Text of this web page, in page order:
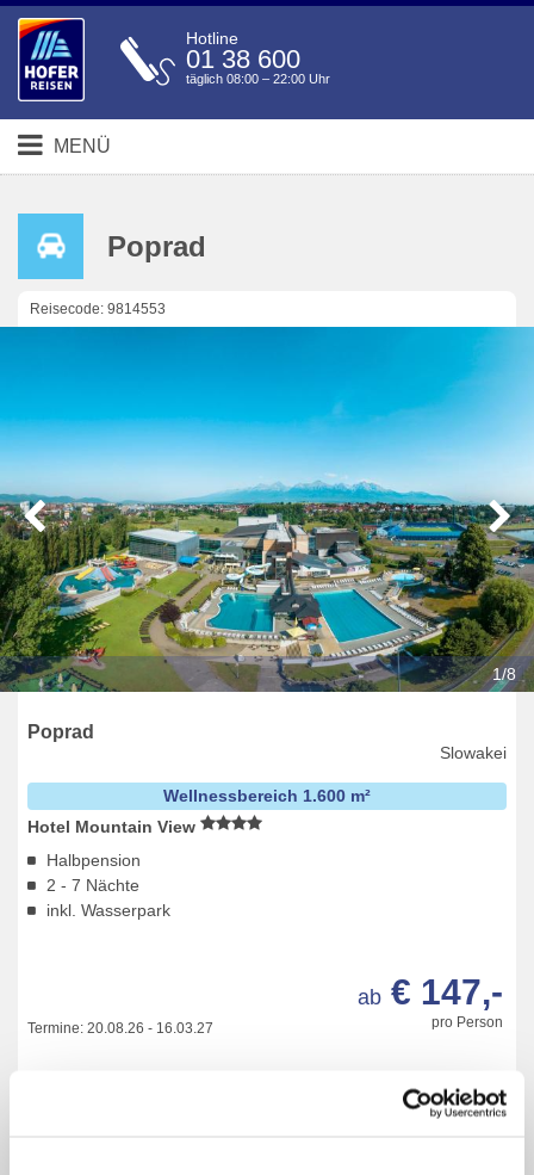
Hotline
01 38 600
täglich 08:00 – 22:00 Uhr
MENÜ
Poprad
Reisecode: 9814553
1/8
Poprad
Slowakei
Wellnessbereich 1.600 m²
Hotel Mountain View
Halbpension
2 - 7 Nächte
inkl. Wasserpark
Termine: 20.08.26 - 16.03.27 pro Person
ab € 147,-